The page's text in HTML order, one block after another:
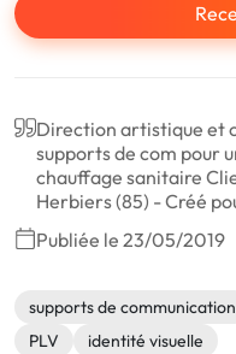
Direction artistique et
supports de com pour
chauffage sanitaire
Herbiers (85) - Créé
Publiée le 23/05/2019
supports de communication
PLV
identité visuelle